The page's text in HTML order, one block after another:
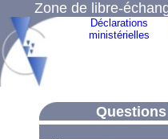
Zone de libre-
Déclarations
ministérielles